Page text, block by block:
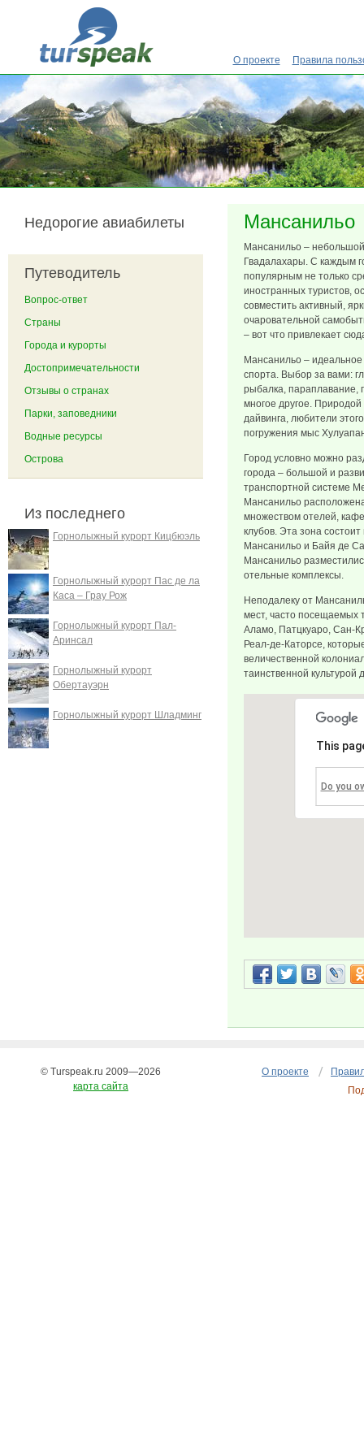
Перейти к основному содержанию
О проекте Правила
Мансанильо
Мансанильо –
Гвадалахары. С каждым
популярным не только
иностранных туристов,
совместить активный,
очаровательной
– вот что привлекает
Мансанильо –
спорта. Выбор за вами:
рыбалка, параплавание,
многое другое.
дайвинга, любители
погружения мыс
Город условно можно
города – большой и
транспортной системе
Мансанильо
множеством отелей,
клубов. Эта зона
Мансанильо и Байя де
Мансанильо
отельные комплексы.
Неподалеку от
мест, часто посещаемых
Аламо, Патцкуаро, Сан-
Реал-де-Каторсе,
величественной
таинственной
This
Do you
Недорогие авиабилеты
Путеводитель
Вопрос-ответ
Страны
Города и курорты
Достопримечательности
Отзывы о странах
Парки, заповедники
Водные ресурсы
Острова
Из последнего
Горнолыжный курорт Кицбюэль
Горнолыжный курорт Пас де ла
Каса – Грау Рож
Горнолыжный курорт Пал-
Аринсал
Горнолыжный курорт
Обертауэрн
Горнолыжный курорт Шладминг
О проекте
© Turspeak.ru 2009—2026
карта сайта